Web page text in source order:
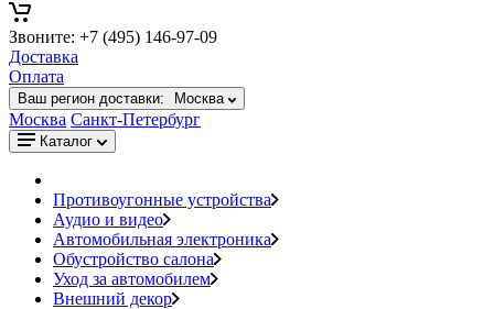
Звоните: +7 (495) 146-97-09
Доставка
Оплата
Ваш регион доставки: Москва
Москва Санкт-Петербург
Каталог
Противоугонные устройства
Аудио и видео
Автомобильная электроника
Обустройство салона
Уход за автомобилем
Внешний декор